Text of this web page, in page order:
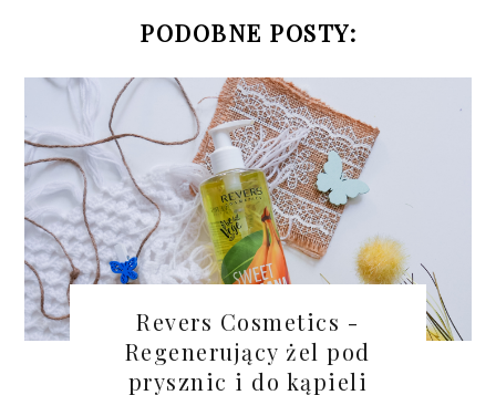
PODOBNE POSTY:
Revers Cosmetics -
Regenerujący żel pod
prysznic i do kąpieli